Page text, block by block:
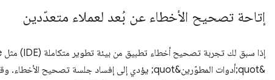
إتاحة تصحيح الأخطاء عن بُعد لعملاء متعدّدين